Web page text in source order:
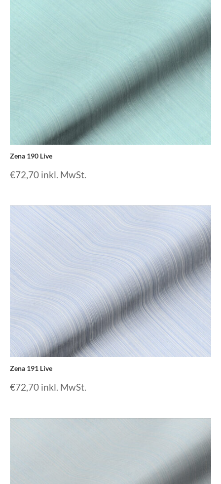
Zena 190 Live
€72,70 inkl. MwSt.
Zena 191 Live
€72,70 inkl. MwSt.